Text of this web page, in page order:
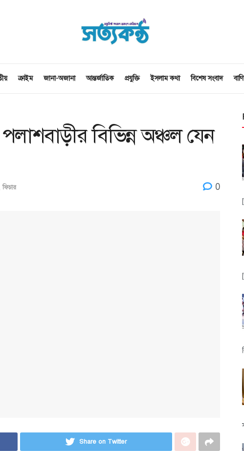
ক্রাইম জানা-অজানা আন্তর্জাতিক প্রযুক্তি ইসলাম কথা বিশেষ সংবাদ
বিভিন্ন অঞ্চল যেন
ফিচার 0
Share on Twitter